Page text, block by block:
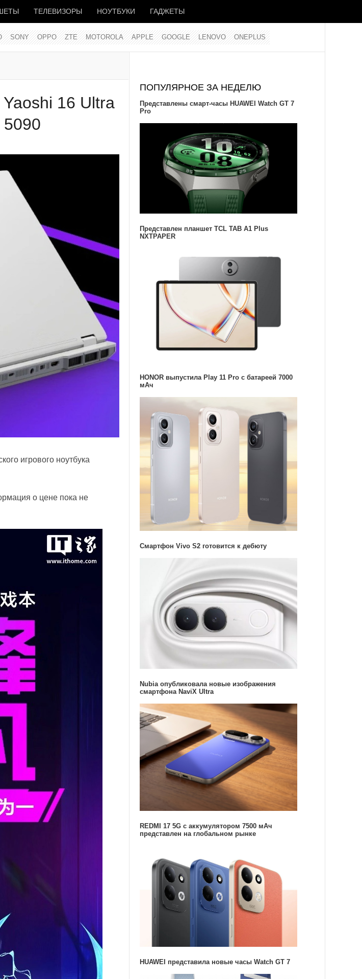
ТЕЛЕВИЗОРЫ НОУТБУКИ ГАДЖЕТЫ
SONY OPPO ZTE MOTOROLA APPLE GOOGLE LENOVO ONEPLUS
Yaoshi 16 Ultra
игрового ноутбука
о цене пока не
ПОПУЛЯРНОЕ ЗА НЕДЕЛЮ
Представлены смарт-часы HUAWEI Watch GT 7
Pro
Представлен планшет TCL TAB A1 Plus
NXTPAPER
HONOR выпустила Play 11 Pro с батареей 7000
мАч
Смартфон Vivo S2 готовится к дебюту
Nubia опубликовала новые изображения
смартфона NaviX Ultra
REDMI 17 5G c аккумулятором 7500 мАч
представлен на глобальном рынке
HUAWEI представила новые часы Watch GT 7